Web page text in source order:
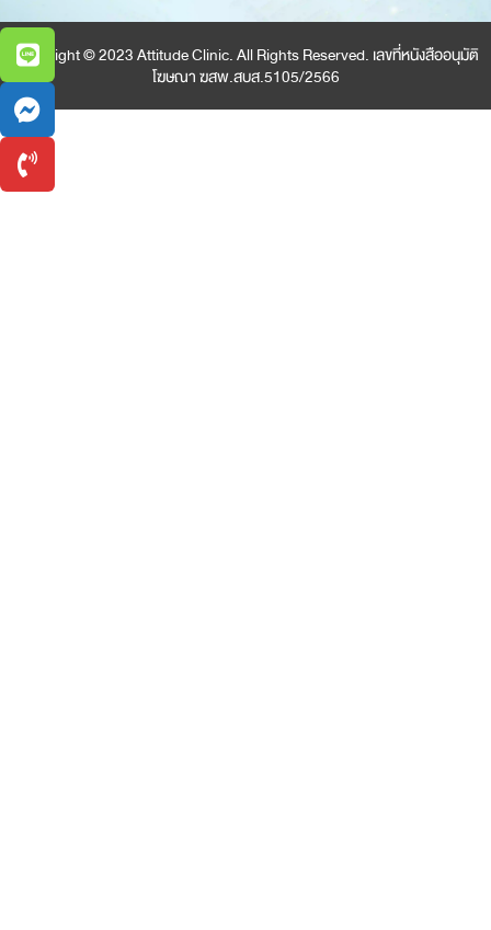
Copyright © 2023 Attitude Clinic. All Rights Reserved. เลขที่หนังสืออนุมัติ
โฆษณา ฆสพ.สบส.5105/2566